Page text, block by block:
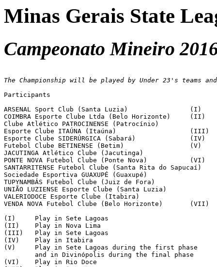
Minas Gerais State
Campeonato Mineiro
The Championship will be played by Under 23's
Participants
ARSENAL Sport Club (Santa Luzia)		(I)
COIMBRA Esporte Clube Ltda (Belo Horizonte)	(II)
Clube Atlético PATROCINENSE (Patrocínio)
Esporte Clube ITAÚNA (Itaúna)			(III)
Esporte Clube SIDERÚRGICA (Sabará)		(IV)
Futebol Clube BETINENSE (Betim)			(V)
JACUTINGA Atlético Clube (Jacutinga)
PONTE NOVA Futebol Clube (Ponte Nova)		(VI)
SANTARRITENSE Futebol Clube (Santa Rita do Sapucaí)
Sociedade Esportiva GUAXUPÉ (Guaxupé)
TUPYNAMBÁS Futebol Clube (Juiz de Fora)
UNIÃO LUZIENSE Esporte Clube (Santa Luzia)
VALERIODOCE Esporte Clube (Itabira)
VENDA NOVA Futebol Clube (Belo Horizonte)	(VII)
(I)	Play in Sete Lagoas
(II)	Play in Nova Lima
(III)	Play in Sete Lagoas
(IV)	Play in Itabira
(V)	Play in Sete Lagoas during the first phase
(VI)	Play in Rio Doce